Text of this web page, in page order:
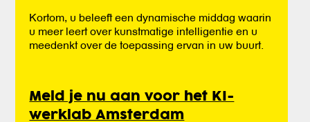
Kortom, u beleeft een dynamische middag waarin
u meer leert over kunstmatige intelligentie en u
meedenkt over de toepassing ervan in uw buurt.
Meld je nu aan voor het KI-
werklab Amsterdam